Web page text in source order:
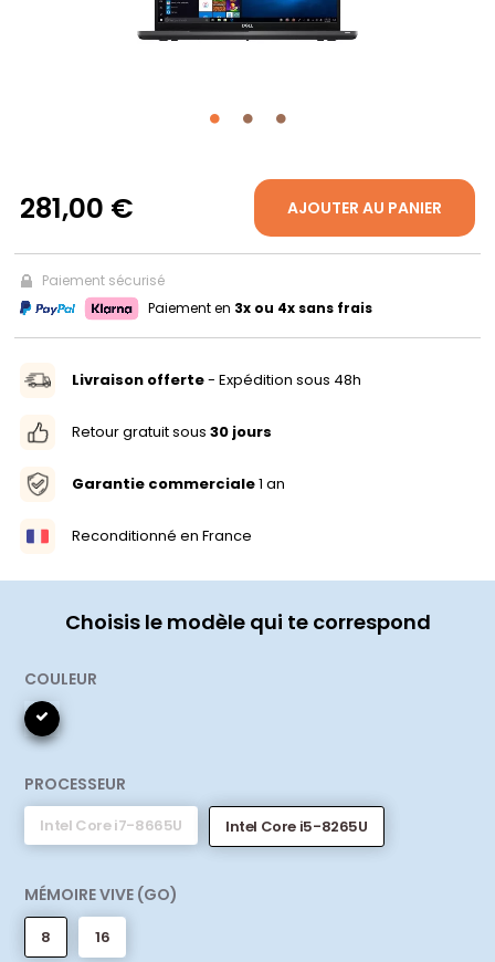
281,00 € AJOUTER AU PANIER
Paiement sécurisé
Paiement en 3x ou 4x sans frais
Livraison offerte- Expédition sous 48h
Retour gratuit sous 30 jours
Garantie commerciale1 an
Reconditionné en France
Choisis le modèle qui te correspond
COULEUR
PROCESSEUR
Intel Core i7-8665U Intel Core i5-8265U
MÉMOIRE VIVE (GO)
8 16
FR